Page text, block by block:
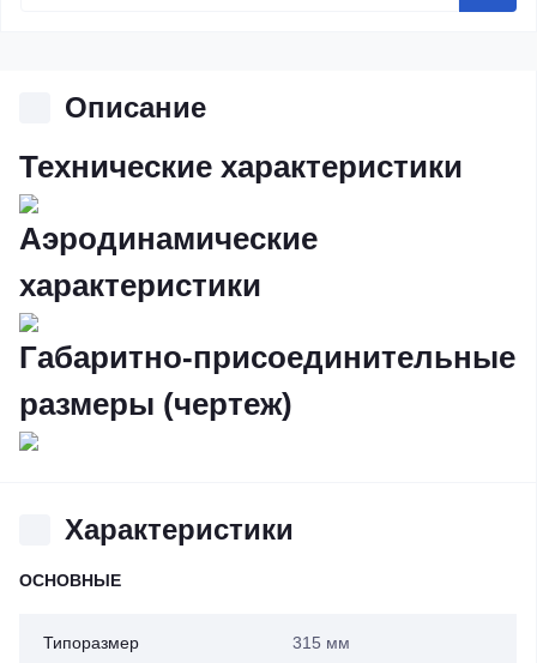
Описание
Технические характеристики
Аэродинамические
характеристики
Габаритно-присоединительные
размеры (чертеж)
Характеристики
ОСНОВНЫЕ
Типоразмер 315 мм